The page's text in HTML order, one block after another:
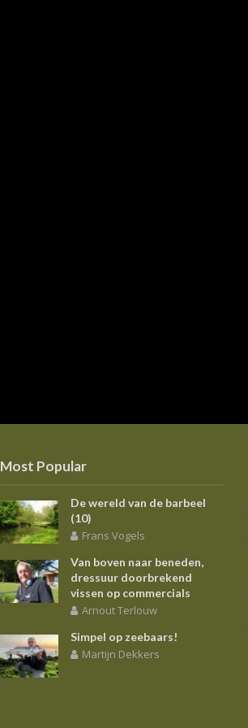
Most Popular
De wereld van de barbeel
(10)
Frans Vogels
Van boven naar beneden,
dressuur doorbrekend
vissen op commercials
Arnout Terlouw
Simpel op zeebaars!
Martijn Dekkers